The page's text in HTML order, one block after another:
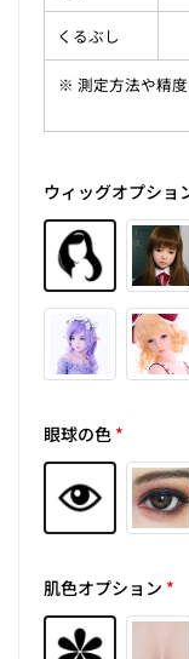
くるぶし
※ 測定方法や精
ウィッグオプショ
眼球の色*
肌色オプション *